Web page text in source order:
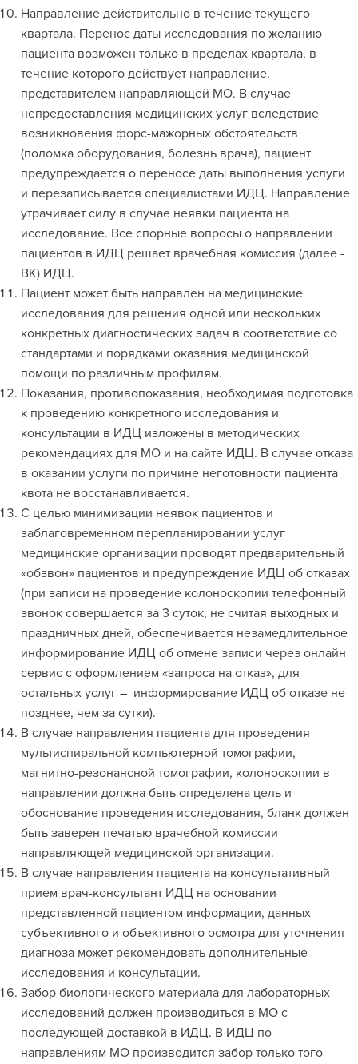
Направление действительно в течение текущего
квартала. Перенос даты исследования по желанию
пациента возможен только в пределах квартала, в
течение которого действует направление,
представителем направляющей МО. В случае
непредоставления медицинских услуг вследствие
возникновения форс-мажорных обстоятельств
(поломка оборудования, болезнь врача), пациент
предупреждается о переносе даты выполнения услуги
и перезаписывается специалистами ИДЦ. Направление
утрачивает силу в случае неявки пациента на
исследование. Все спорные вопросы о направлении
пациентов в ИДЦ решает врачебная комиссия (далее -
ВК) ИДЦ.
Пациент может быть направлен на медицинские
исследования для решения одной или нескольких
конкретных диагностических задач в соответствие со
стандартами и порядками оказания медицинской
помощи по различным профилям.
Показания, противопоказания, необходимая подготовка
к проведению конкретного исследования и
консультации в ИДЦ изложены в методических
рекомендациях для МО и на сайте ИДЦ. В случае отказа
в оказании услуги по причине неготовности пациента
квота не восстанавливается.
С целью минимизации неявок пациентов и
заблаговременном перепланировании услуг
медицинские организации проводят предварительный
«обзвон» пациентов и предупреждение ИДЦ об отказах
(при записи на проведение колоноскопии телефонный
звонок совершается за 3 суток, не считая выходных и
праздничных дней, обеспечивается незамедлительное
информирование ИДЦ об отмене записи через онлайн
сервис с оформлением «запроса на отказ», для
остальных услуг – информирование ИДЦ об отказе не
позднее, чем за сутки).
В случае направления пациента для проведения
мультиспиральной компьютерной томографии,
магнитно-резонансной томографии, колоноскопии в
направлении должна быть определена цель и
обоснование проведения исследования, бланк должен
быть заверен печатью врачебной комиссии
направляющей медицинской организации.
В случае направления пациента на консультативный
прием врач-консультант ИДЦ на основании
представленной пациентом информации, данных
субъективного и объективного осмотра для уточнения
диагноза может рекомендовать дополнительные
исследования и консультации.
Забор биологического материала для лабораторных
исследований должен производиться в МО с
последующей доставкой в ИДЦ. В ИДЦ по
направлениям МО производится забор только того